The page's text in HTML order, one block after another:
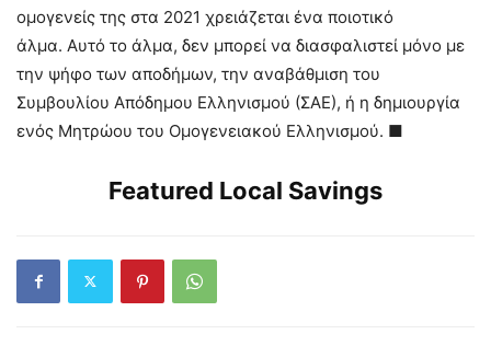
ομογενείς της στα 2021 χρειάζεται ένα ποιοτικό
άλμα. Αυτό το άλμα, δεν μπορεί να διασφαλιστεί μόνο με
την ψήφο των αποδήμων, την αναβάθμιση του
Συμβουλίου Απόδημου Ελληνισμού (ΣΑΕ), ή η δημιουργία
ενός Μητρώου του Ομογενειακού Ελληνισμού. ■
Featured Local Savings